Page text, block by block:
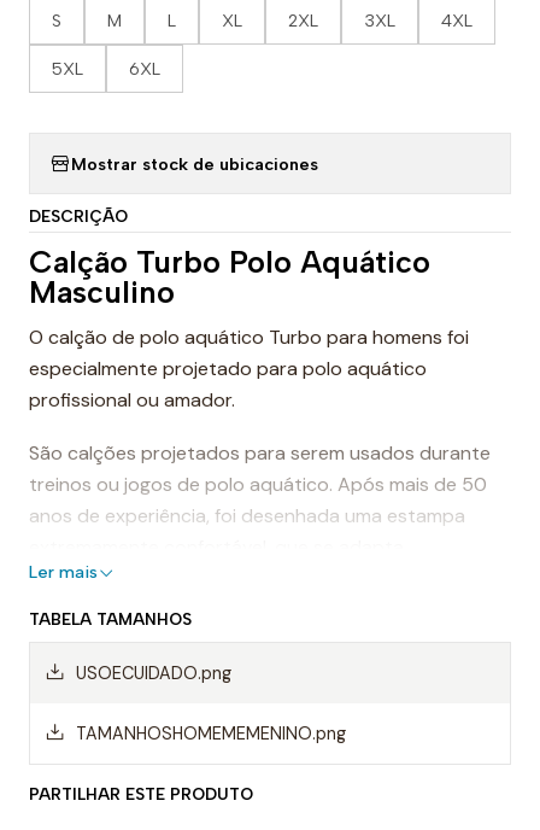
S M L XL 2XL 3XL 4XL
5XL 6XL
Mostrar stock de ubicaciones
DESCRIÇÃO
Calção Turbo Polo Aquático
Masculino
O calção de polo aquático Turbo para homens foi
especialmente projetado para polo aquático
profissional ou amador.
São calções projetados para serem usados durante
treinos ou jogos de polo aquático. Após mais de 50
anos de experiência, foi desenhada uma estampa
perfeitamente ao corpo, proporcionando conforto e
sensação de leveza.
Dessa forma, os calções de polo aquático facilitam a
permitindo um movimento mais rápido ao nadar.
Ler mais
TABELA TAMANHOS
USOECUIDADO.png
TAMANHOSHOMEMEMENINO.png
PARTILHAR ESTE PRODUTO